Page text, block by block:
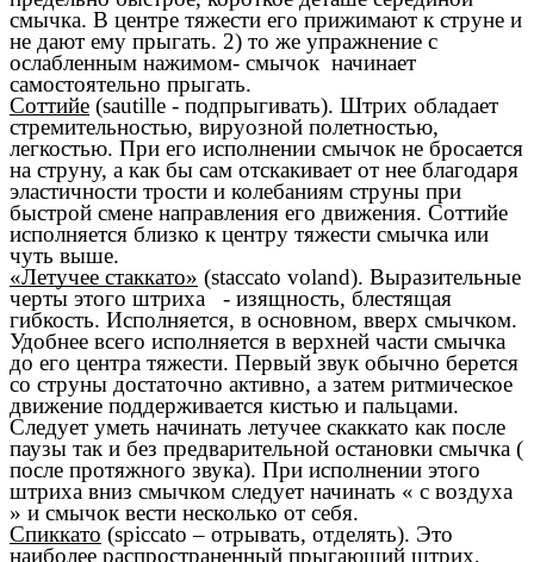
смычка. В центре тяжести его прижимают к струне и
не дают ему прыгать. 2) то же упражнение с
ослабленным нажимом- смычок начинает
самостоятельно прыгать.
Соттийе (sautille - подпрыгивать). Штрих обладает
стремительностью, вируозной полетностью,
легкостью. При его исполнении смычок не бросается
на струну, а как бы сам отскакивает от нее благодаря
эластичности трости и колебаниям струны при
быстрой смене направления его движения. Соттийе
исполняется близко к центру тяжести смычка или
чуть выше.
«Летучее стаккато» (staccato voland). Выразительные
черты этого штриха - изящность, блестящая
гибкость. Исполняется, в основном, вверх смычком.
Удобнее всего исполняется в верхней части смычка
до его центра тяжести. Первый звук обычно берется
со струны достаточно активно, а затем ритмическое
движение поддерживается кистью и пальцами.
Следует уметь начинать летучее скаккато как после
паузы так и без предварительной остановки смычка (
после протяжного звука). При исполнении этого
штриха вниз смычком следует начинать « с воздуха
» и смычок вести несколько от себя.
Спиккато (spiccato – отрывать, отделять). Это
наиболее распространенный прыгающий штрих,